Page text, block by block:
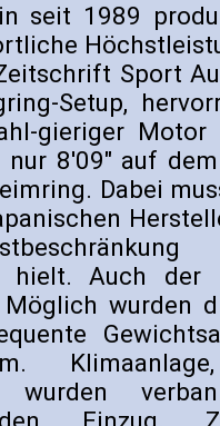
seit 1989
Sport
Setup,
gieriger
nur 8'09" auf
Dabei
hielt. Auch der
Möglich wurden
wurden